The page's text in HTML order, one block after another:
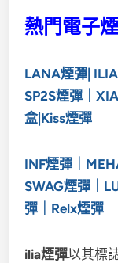
熱門電子
LANA煙彈| ILIA
SP2S煙彈｜
盒|Kiss煙彈
INF煙彈｜
SWAG煙彈｜
彈｜Relx煙彈
ilia煙彈以其標